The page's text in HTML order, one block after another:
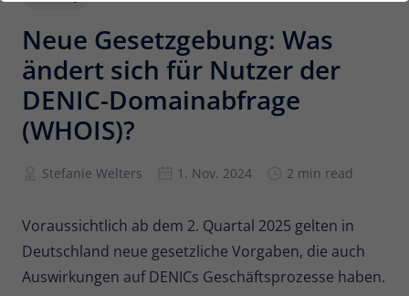
Neue Gesetzgebung: Was
ändert sich für Nutzer der
DENIC-Domainabfrage
(WHOIS)?
Stefanie Welters 1. Nov. 2024 2 min read
Voraussichtlich ab dem 2. Quartal 2025 gelten in
Deutschland neue gesetzliche Vorgaben, die auch
Auswirkungen auf DENICs Geschäftsprozesse haben.
Anbieter Matomo
Laufzeit 6 Monate
Zweck
Zur Speicherung der
Referrers, der ursprünglich zum
Name _pk_id